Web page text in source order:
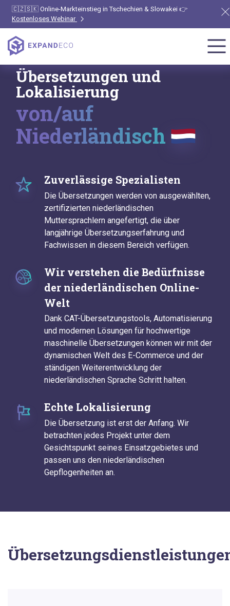
🇨🇿🇸🇰 Online-Markteinstieg in Tschechien & Slowakei 👉
Kostenloses Webinar
Übersetzungen und
Lokalisierung
von/auf
Niederländisch
Zuverlässige Spezialisten
Die Übersetzungen werden von ausgewählten,
zertifizierten niederländischen
Muttersprachlern angefertigt, die über
langjährige Übersetzungserfahrung und
Fachwissen in diesem Bereich verfügen.
Wir verstehen die Bedürfnisse
der niederländischen Online-
Welt
Dank CAT-Übersetzungstools, Automatisierung
und modernen Lösungen für hochwertige
maschinelle Übersetzungen können wir mit der
dynamischen Welt des E-Commerce und der
ständigen Weiterentwicklung der
niederländischen Sprache Schritt halten.
Echte Lokalisierung
Die Übersetzung ist erst der Anfang. Wir
betrachten jedes Projekt unter dem
Gesichtspunkt seines Einsatzgebietes und
passen uns den niederländischen
Gepflogenheiten an.